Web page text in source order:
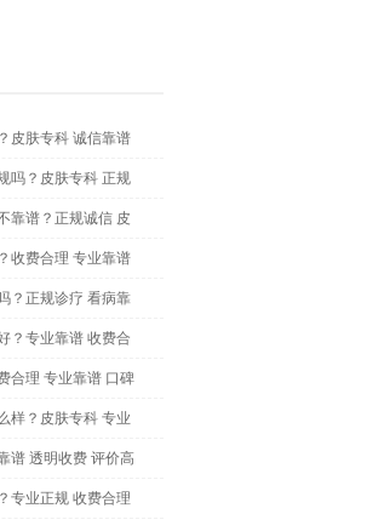
皮肤专科 诚信靠谱
吗？皮肤专科 正规
靠谱？正规诚信 皮
收费合理 专业靠谱
？正规诊疗 看病靠
？专业靠谱 收费合
合理 专业靠谱 口碑
样？皮肤专科 专业
谱 透明收费 评价高
专业正规 收费合理